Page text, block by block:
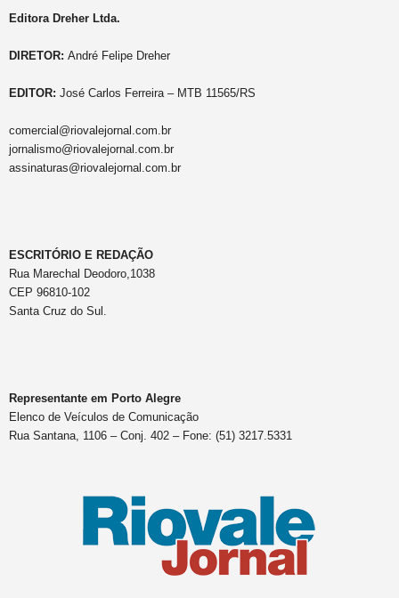
Editora Dreher Ltda.
DIRETOR: André Felipe Dreher
EDITOR: José Carlos Ferreira – MTB 11565/RS
comercial@riovalejornal.com.br
jornalismo@riovalejornal.com.br
assinaturas@riovalejornal.com.br
ESCRITÓRIO E REDAÇÃO
Rua Marechal Deodoro,1038
CEP 96810-102
Santa Cruz do Sul.
Representante em Porto Alegre
Elenco de Veículos de Comunicação
Rua Santana, 1106 – Conj. 402 – Fone: (51) 3217.5331